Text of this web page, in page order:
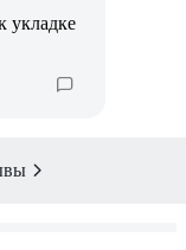
укладке